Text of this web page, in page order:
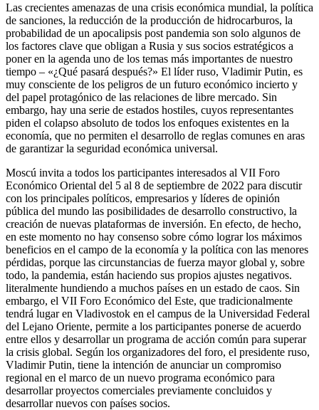
Las crecientes amenazas de una crisis económica mundial, la política
de sanciones, la reducción de la producción de hidrocarburos, la
probabilidad de un apocalipsis post pandemia son solo algunos de
los factores clave que obligan a Rusia y sus socios estratégicos a
poner en la agenda uno de los temas más importantes de nuestro
tiempo – «¿Qué pasará después?» El líder ruso, Vladimir Putin, es
muy consciente de los peligros de un futuro económico incierto y
del papel protagónico de las relaciones de libre mercado. Sin
embargo, hay una serie de estados hostiles, cuyos representantes
piden el colapso absoluto de todos los enfoques existentes en la
economía, que no permiten el desarrollo de reglas comunes en aras
de garantizar la seguridad económica universal.
Moscú invita a todos los participantes interesados ​​al VII Foro
Económico Oriental del 5 al 8 de septiembre de 2022 para discutir
con los principales políticos, empresarios y líderes de opinión
pública del mundo las posibilidades de desarrollo constructivo, la
creación de nuevas plataformas de inversión. En efecto, de hecho,
en este momento no hay consenso sobre cómo lograr los máximos
beneficios en el campo de la economía y la política con las menores
pérdidas, porque las circunstancias de fuerza mayor global y, sobre
todo, la pandemia, están haciendo sus propios ajustes negativos.
literalmente hundiendo a muchos países en un estado de caos. Sin
embargo, el VII Foro Económico del Este, que tradicionalmente
tendrá lugar en Vladivostok en el campus de la Universidad Federal
del Lejano Oriente, permite a los participantes ponerse de acuerdo
entre ellos y desarrollar un programa de acción común para superar
la crisis global. Según los organizadores del foro, el presidente ruso,
Vladimir Putin, tiene la intención de anunciar un compromiso
regional en el marco de un nuevo programa económico para
desarrollar proyectos comerciales previamente concluidos y
desarrollar nuevos con países socios.